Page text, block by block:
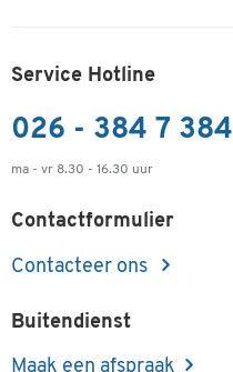
Service Hotline
026 - 384 7 384
ma - vr 8.30 - 16.30 uur
Contactformulier
Contacteer ons
Buitendienst
Maak een afspraak